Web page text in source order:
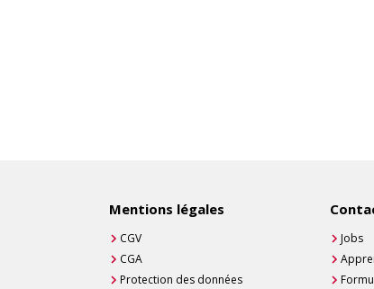
Mentions légales
CGV
CGA
Protection des données
Jobs